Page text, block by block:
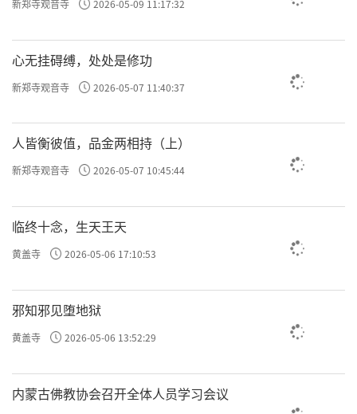
新郑寺观音寺 2026-05-09 11:17:32
心无挂碍缚，处处是修功
新郑寺观音寺 2026-05-07 11:40:37
人皆衡彼值，品金两相持（上）
新郑寺观音寺 2026-05-07 10:45:44
临终十念，生天王天
黄盖寺 2026-05-06 17:10:53
邪知邪见堕地狱
黄盖寺 2026-05-06 13:52:29
内蒙古佛教协会召开全体人员学习会议